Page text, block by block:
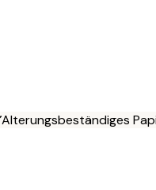
Alterungsbeständiges